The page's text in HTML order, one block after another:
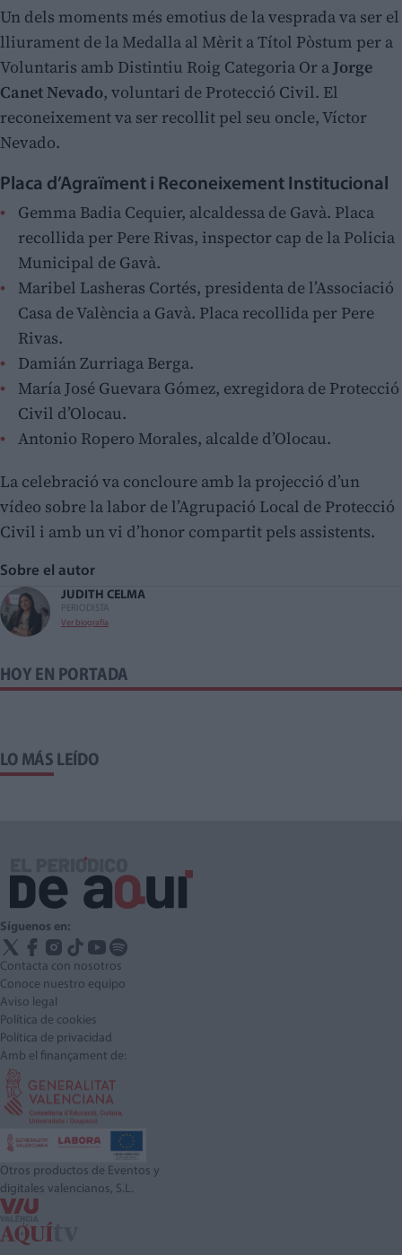
Un dels moments més emotius de la vesprada va ser el
lliurament de la Medalla al Mèrit a Títol Pòstum per a
Voluntaris amb Distintiu Roig Categoria Or aJorge
Canet Nevado, voluntari de Protecció Civil. El
reconeixement va ser recollit pel seu oncle, Víctor
Nevado.
Placa d’Agraïment i Reconeixement Institucional
Gemma Badia Cequier, alcaldessa de Gavà. Placa
recollida per Pere Rivas, inspector cap de la Policia
Municipal de Gavà.
Maribel Lasheras Cortés, presidenta de l’Associació
Casa de València a Gavà. Placa recollida per Pere
Rivas.
Damián Zurriaga Berga.
María José Guevara Gómez, exregidora de Protecció
Civil d’Olocau.
Antonio Ropero Morales, alcalde d’Olocau.
La celebració va concloure amb la projecció d’un
vídeo sobre la labor de l’Agrupació Local de Protecció
Civil i amb un vi d’honor compartit pels assistents.
Sobre el autor
JUDITH CELMA
PERIODISTA
Ver biografía
HOY EN PORTADA
LO MÁS LEÍDO
Síguenos en:
Contacta con nosotros
Conoce nuestro equipo
Aviso legal
Política de cookies
Política de privacidad
Amb el finançament de:
Otros productos de Eventos y
digitales valencianos, S.L.